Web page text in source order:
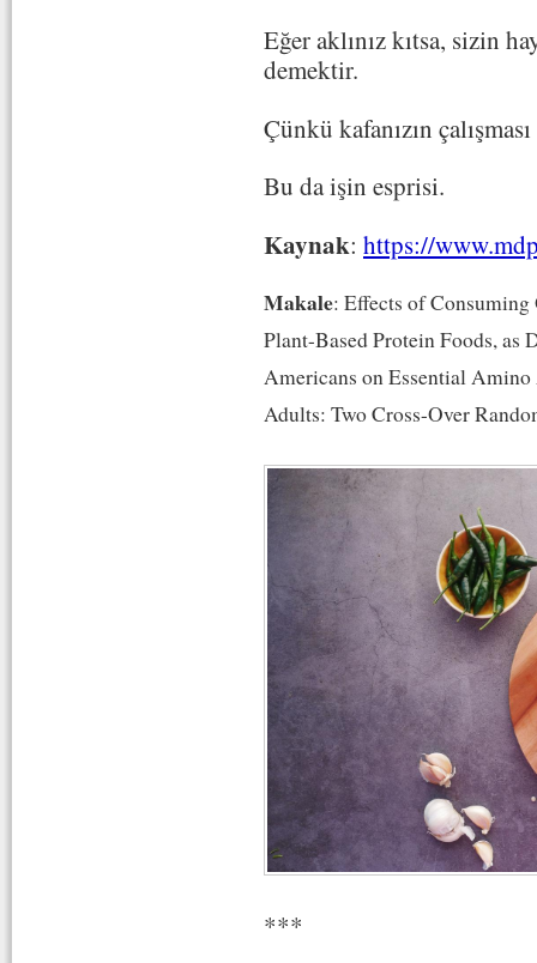
Eğer aklınız kıtsa, sizin
demektir.
Çünkü kafanızın
Bu da işin esprisi.
Kaynak: https://
Makale: Effects of
Plant-Based Protein Foods, as
Americans on Essential
Adults: Two Cross-Over
***